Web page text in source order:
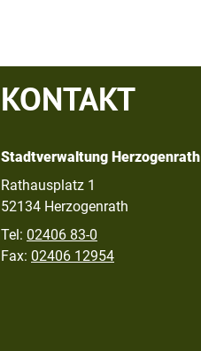
KONTAKT
Stadtverwaltung Herzogenrath
Rathausplatz 1
52134 Herzogenrath
Tel: 02406 83-0
Fax: 02406 12954